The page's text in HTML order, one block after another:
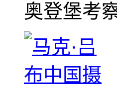
奥登堡考